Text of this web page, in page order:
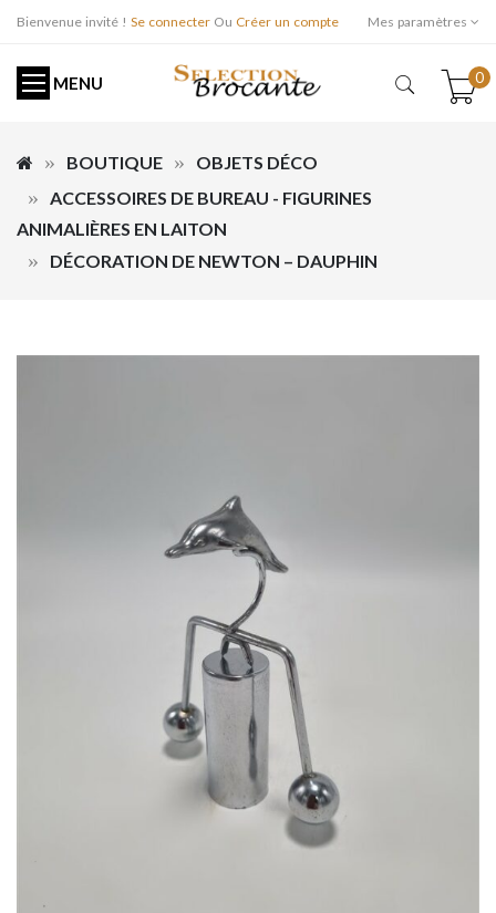
Bienvenue invité ! Se connecter Ou Créer un compte Mes paramètres
MENU 0
BOUTIQUE
OBJETS DÉCO
ACCESSOIRES DE BUREAU - FIGURINES
ANIMALIÈRES EN LAITON
DÉCORATION DE NEWTON – DAUPHIN